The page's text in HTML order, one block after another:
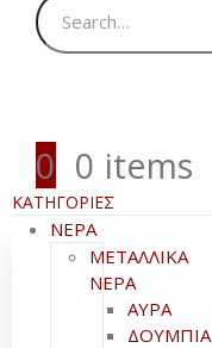
0 0 items
ΚΑΤΗΓΟΡΙΕΣ
ΝΕΡΑ
ΜΕΤΑΛΛΙΚΑ
ΝΕΡΑ
ΑΥΡΑ
ΔΟΥΜΠΙΑ